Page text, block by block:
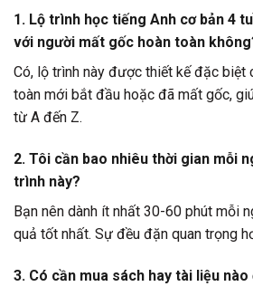
1. Lộ trình học tiếng Anh cơ bản 4
với người mất gốc hoàn toàn
Có, lộ trình này được thiết kế đặc biệt
toàn mới bắt đầu hoặc đã mất gốc,
từ A đến Z.
2. Tôi cần bao nhiêu thời gian mỗi
trình này?
Bạn nên dành ít nhất 30-60 phút mỗi
quả tốt nhất. Sự đều đặn quan trọng
3. Có cần mua sách hay tài liệu